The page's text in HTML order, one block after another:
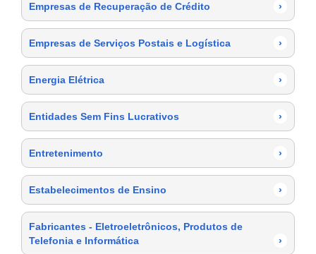
Empresas de Recuperação de Crédito ›
Empresas de Serviços Postais e Logística ›
Energia Elétrica ›
Entidades Sem Fins Lucrativos ›
Entretenimento ›
Estabelecimentos de Ensino ›
Fabricantes - Eletroeletrônicos, Produtos de
Telefonia e Informática
›